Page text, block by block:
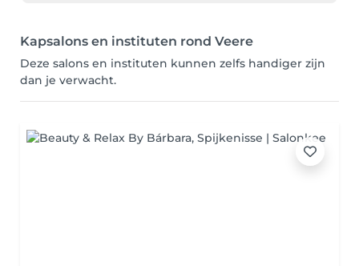
Kapsalons en instituten rond Veere
Deze salons en instituten kunnen zelfs handiger zijn
dan je verwacht.